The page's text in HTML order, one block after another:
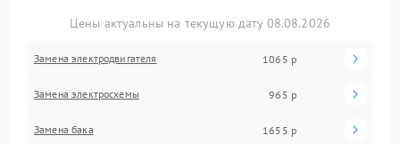
Цены актуальны на текущую дату 08.08.2026
Замена электродвигателя 1065 р
Замена электросхемы 965 р
Замена бака 1655 р